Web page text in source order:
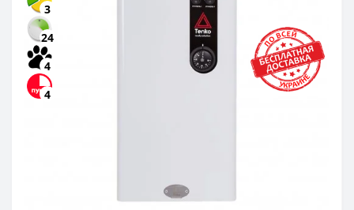
3
24
4
4